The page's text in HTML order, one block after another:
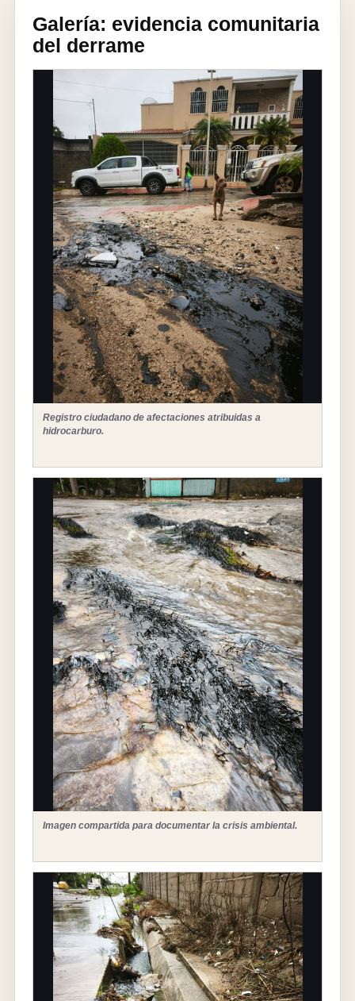
Galería: evidencia comunitaria
del derrame
Registro ciudadano de afectaciones atribuidas a
hidrocarburo.
Imagen compartida para documentar la crisis ambiental.